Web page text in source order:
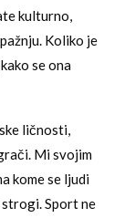
kulturno,
Koliko je
se ona
ličnosti,
Mi svojim
kome se ljudi
Sport ne